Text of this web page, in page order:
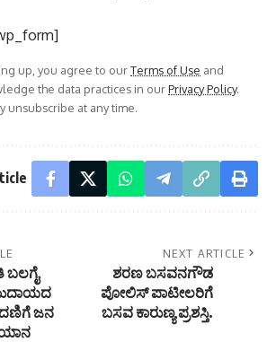
up, you agree to ourTerms of Use and
the data practices in ourPrivacy Policy.
unsubscribe at any time.
ಬಲಗೈ
ಜನ
NEXT ARTICLE
ಶರಣ ಬಸವನಗೌಡ
ಪೋಲಿಸ್ ಪಾಟೀಲರಿಗೆ
ಬಸವ ಕಾರುಣ್ಯ ಪ್ರಶಸ್ತಿ.